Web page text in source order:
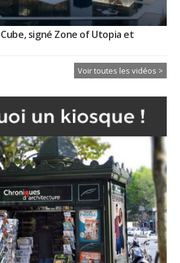
Cube, signé Zone of Utopia et
Voir toutes les vidéos >